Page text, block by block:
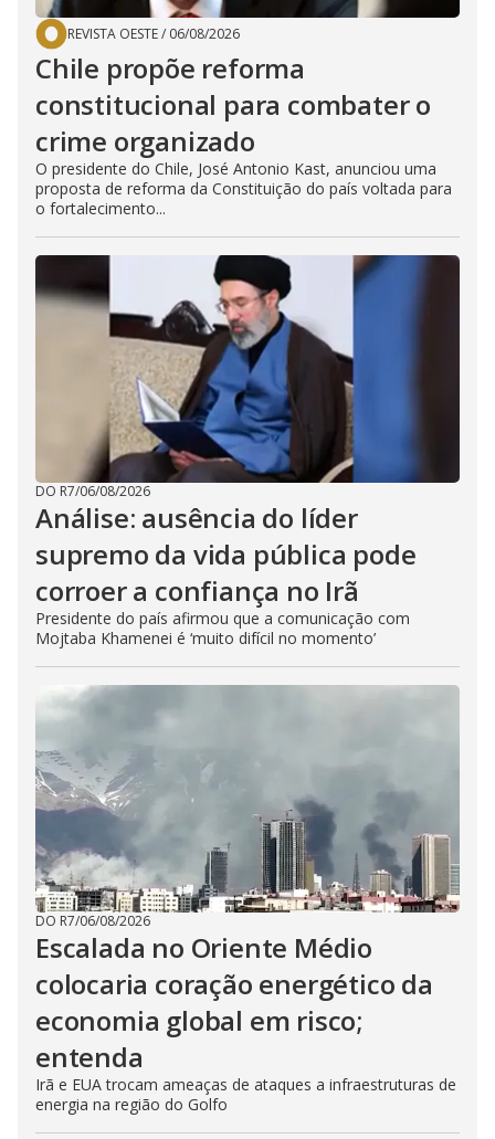
REVISTA OESTE/ 06/08/2026
Chile propõe reforma
constitucional para combater o
crime organizado
O presidente do Chile, José Antonio Kast, anunciou uma
proposta de reforma da Constituição do país voltada para
o fortalecimento...
DO R7/06/08/2026
Análise: ausência do líder
supremo da vida pública pode
corroer a confiança no Irã
Presidente do país afirmou que a comunicação com
Mojtaba Khamenei é ‘muito difícil no momento’
DO R7/06/08/2026
Escalada no Oriente Médio
colocaria coração energético da
economia global em risco;
entenda
Irã e EUA trocam ameaças de ataques a infraestruturas de
energia na região do Golfo